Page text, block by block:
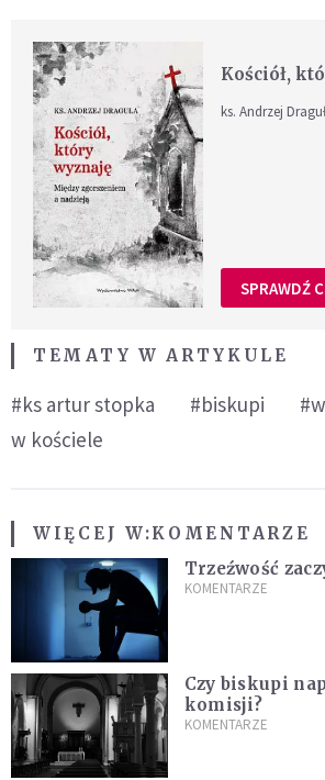
Kościół,
ks. Andrzej
SPRAWDŹ
TEMATY W ARTYKULE
#ks artur stopka #biskupi
w kościele
WIĘCEJ W:KOMENTARZE
Trzeźwość
KOMENTARZE
Czy biskupi
komisji?
KOMENTARZE